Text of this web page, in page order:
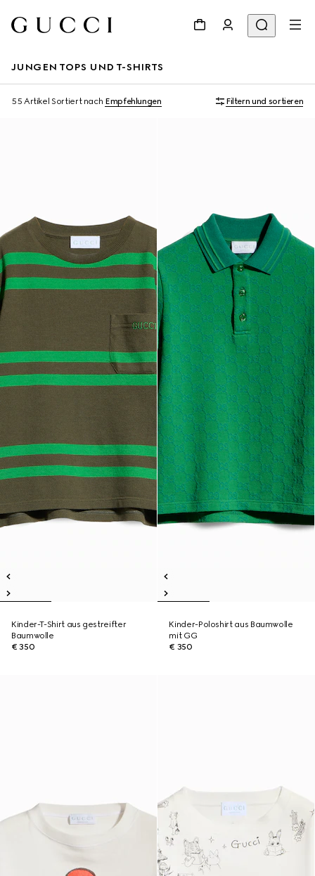
JUNGEN TOPS UND T-SHIRTS
55 Artikel Sortiert nach Empfehlungen Filtern und sortieren
Kinder-T-Shirt aus gestreifter
Baumwolle
€ 350
Kinder-Poloshirt aus Baumwolle
mit GG
€ 350